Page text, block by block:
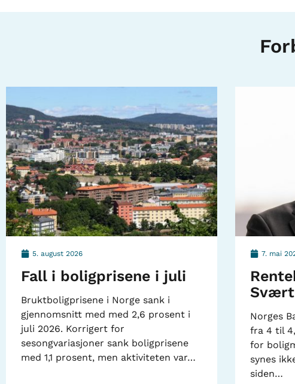
5. august 2026
Fall i boligprisene i juli
Bruktboligprisene i Norge sank i
gjennomsnitt med med 2,6 prosent i
juli 2026. Korrigert for
sesongvariasjoner sank boligprisene
med 1,1 prosent, men aktiviteten var…
7. mai
Norges
fra 4 til
for
synes
siden…